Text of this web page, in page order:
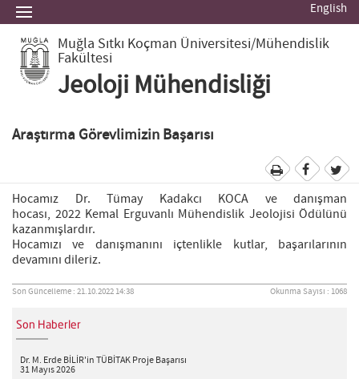
English
Muğla Sıtkı Koçman Üniversitesi/Mühendislik
Fakültesi
Jeoloji Mühendisliği
Araştırma Görevlimizin Başarısı
Hocamız Dr. Tümay Kadakcı KOCA ve danışman
hocası, 2022 Kemal Erguvanlı Mühendislik Jeolojisi Ödülünü
kazanmışlardır.
Hocamızı ve danışmanını içtenlikle kutlar, başarılarının
devamını dileriz.
Son Güncelleme : 21.10.2022 14:38 Okunma Sayısı : 1068
Son Haberler
Dr. M. Erde BİLİR'in TÜBİTAK Proje Başarısı
31 Mayıs 2026